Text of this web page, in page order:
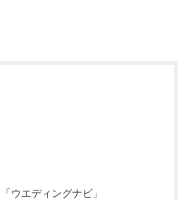
ウエディングナビ」